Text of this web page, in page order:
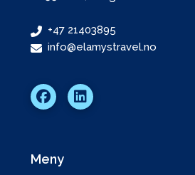
+47 21403895
info@elamystravel.no
Meny